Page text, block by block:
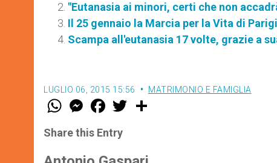
"Eutanasia ai minori, certi che non
Il 25 gennaio la Marcia per la Vita di
Scampa all'eutanasia 17 volte, grazie a
LUGLIO 06, 2015 15:56 MATRIMONIO E FAMIGLIA
W
t
s
p
M
e
s
e
g
F
a
e
b
o
w
r
Share this Entry